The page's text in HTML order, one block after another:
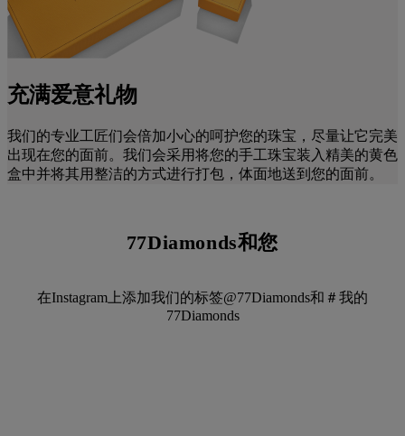
充满爱意礼物
我们的专业工匠们会倍加小心的呵护您的珠宝，尽量让它完美
出现在您的面前。我们会采用将您的手工珠宝装入精美的黄色
盒中并将其用整洁的方式进行打包，体面地送到您的面前。
77Diamonds和您
在Instagram上添加我们的标签@77Diamonds和＃我的
77Diamonds